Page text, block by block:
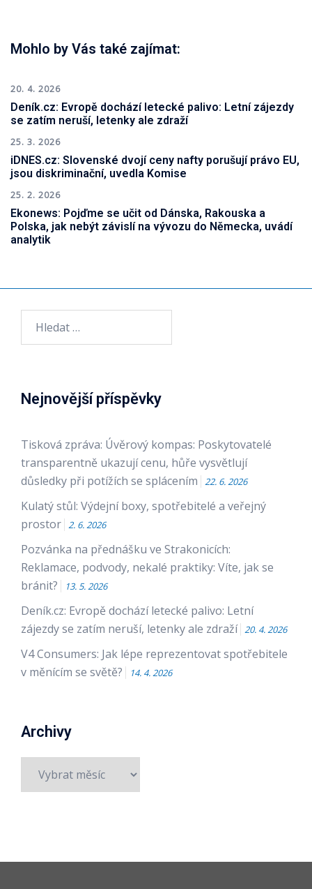
Mohlo by Vás také zajímat:
20. 4. 2026
Deník.cz: Evropě dochází letecké palivo: Letní zájezdy
se zatím neruší, letenky ale zdraží
25. 3. 2026
iDNES.cz: Slovenské dvojí ceny nafty porušují právo EU,
jsou diskriminační, uvedla Komise
25. 2. 2026
Ekonews: Pojďme se učit od Dánska, Rakouska a
Polska, jak nebýt závislí na vývozu do Německa, uvádí
analytik
Nejnovější příspěvky
Tisková zpráva: Úvěrový kompas: Poskytovatelé
transparentně ukazují cenu, hůře vysvětlují
důsledky při potížích se splácením
22. 6. 2026
Kulatý stůl: Výdejní boxy, spotřebitelé a veřejný
prostor 2. 6. 2026
Pozvánka na přednášku ve Strakonicích:
Reklamace, podvody, nekalé praktiky: Víte, jak se
bránit?
13. 5. 2026
Deník.cz: Evropě dochází letecké palivo: Letní
zájezdy se zatím neruší, letenky ale zdraží 20. 4. 2026
V4 Consumers: Jak lépe reprezentovat spotřebitele
v měnícím se světě?
14. 4. 2026
Archivy